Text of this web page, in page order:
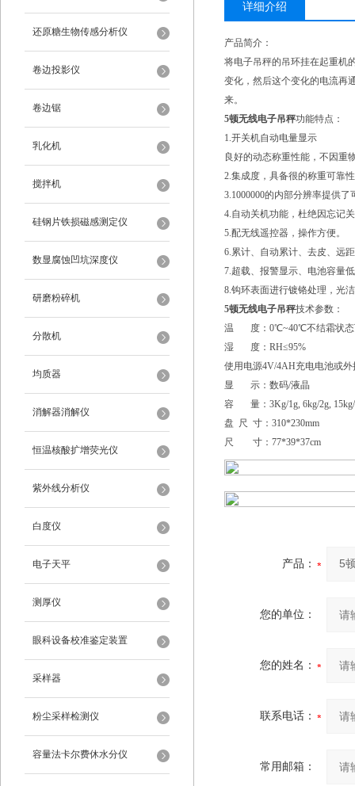
还原糖生物传感分析仪
卷边投影仪
卷边锯
乳化机
搅拌机
硅钢片铁损磁感测定仪
数显腐蚀凹坑深度仪
研磨粉碎机
分散机
均质器
消解器消解仪
恒温核酸扩增荧光仪
紫外线分析仪
白度仪
电子天平
测厚仪
眼科设备校准鉴定装置
采样器
粉尘采样检测仪
容量法卡尔费休水分仪
详细介绍
产品简介：
将电子吊秤的吊环挂在起重机
变化，然后这个变化的电流再
来。
5顿无线电子吊秤功能特点：
1.开关机自动电量显示
良好的动态称重性能，不因重
2.集成度，具备很的称重可靠
3.1000000的内部分辨率提供
4.自动关机功能，杜绝因忘记
5.配无线遥控器，操作方便。
6.累计、自动累计、去皮、远
7.超载、报警显示、电池容量
8.钩环表面进行镀铬处理，光
5顿无线电子吊秤技术参数：
温 度：0℃~40℃不结霜状态
湿 度：RH≤95%
使用电源4V/4AH充电电池或
显 示：数码/液晶
容 量：3Kg/1g, 6kg/2g, 15kg/
盘 尺 寸：310*230mm
尺 寸：77*39*37cm
产品：
您的单位：
您的姓名：
联系电话：
常用邮箱：